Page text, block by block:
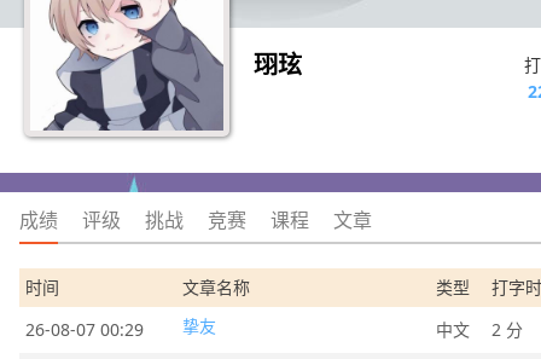
珝玹
成绩 评级 挑战 竞赛 课程 文章
时间 文章名称 类型
打字
26-08-07 00:29
挚友 中文
2 分